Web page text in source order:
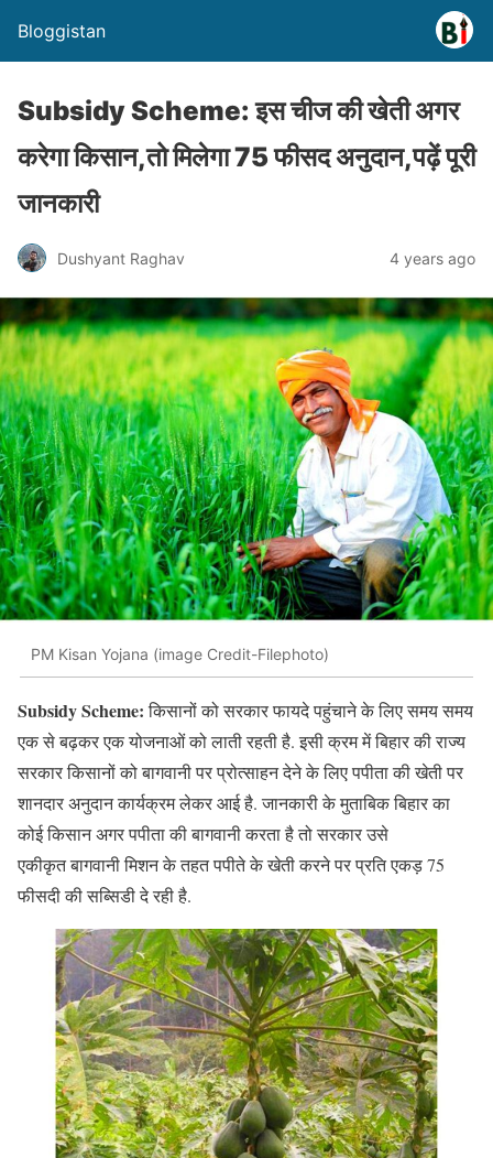
Bloggistan
Subsidy Scheme: इस चीज की खेती अगर
करेगा किसान,तो मिलेगा 75 फीसद अनुदान,पढ़ें पूरी
जानकारी
Dushyant Raghav 4 years ago
PM Kisan Yojana (image Credit-Filephoto)
Subsidy Scheme:किसानों को सरकार फायदे पहुंचाने के लिए समय समय
एक से बढ़कर एक योजनाओं को लाती रहती है. इसी क्रम में बिहार की राज्य
सरकार किसानों को बागवानी पर प्रोत्साहन देने के लिए पपीता की खेती पर
शानदार अनुदान कार्यक्रम लेकर आई है. जानकारी के मुताबिक बिहार का
कोई किसान अगर पपीता की बागवानी करता है तो सरकार उसे
एकीकृत बागवानी मिशन के तहत पपीते के खेती करने पर प्रति एकड़ 75
फीसदी की सब्सिडी दे रही है.